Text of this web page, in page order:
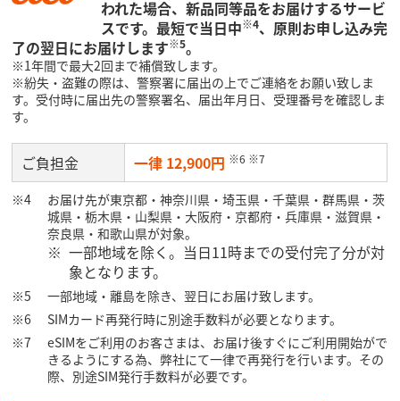
われた場合、新品同等品をお届けするサービ
スです。最短で当日中※4、原則お申し込み完
了の翌日にお届けします※5。
※1年間で最大2回まで補償致します。
※紛失・盗難の際は、警察署に届出の上でご連絡をお願い致しま
す。受付時に届出先の警察署名、届出年月日、受理番号を確認しま
す。
ご負担金 一律 12,900円 ※6 ※7
お届け先が東京都・神奈川県・埼玉県・千葉県・群馬県・茨
城県・栃木県・山梨県・大阪府・京都府・兵庫県・滋賀県・
奈良県・和歌山県が対象。
一部地域を除く。当日11時までの受付完了分が対
象となります。
一部地域・離島を除き、翌日にお届け致します。
SIMカード再発行時に別途手数料が必要となります。
eSIMをご利用のお客さまは、お届け後すぐにご利用開始がで
きるようにする為、弊社にて一律で再発行を行います。その
際、別途SIM発行手数料が必要です。